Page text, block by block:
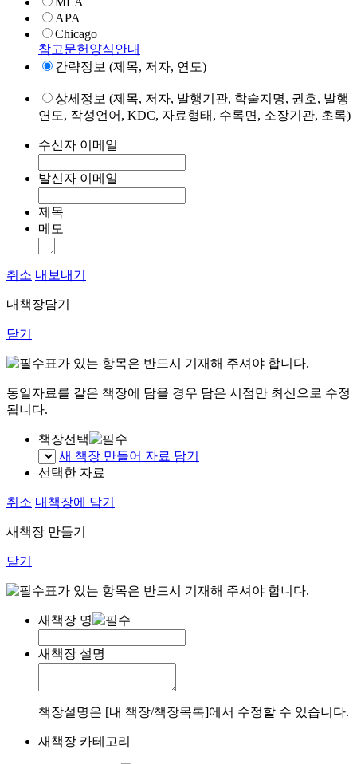
APA
Chicago
참고문헌양식안내
간략정보 (제목, 저자, 연도)
상세정보 (제목, 저자, 발행기관, 학술지명, 권호, 발행
연도, 작성언어, KDC, 자료형태, 수록면, 소장기관, 초록)
수신자 이메일
발신자 이메일
제목
메모
취소 내보내기
내책장담기
닫기
표가 있는 항목은 반드시 기재해 주셔야 합니다.
동일자료를 같은 책장에 담을 경우 담은 시점만 최신으로 수정
됩니다.
책장선택
새 책장 만들어 자료 담기
선택한 자료
취소 내책장에 담기
새책장 만들기
닫기
표가 있는 항목은 반드시 기재해 주셔야 합니다.
새책장 명
새책장 설명
책장설명은 [내 책장/책장목록]에서 수정할 수 있습니다.
새책장 카테고리